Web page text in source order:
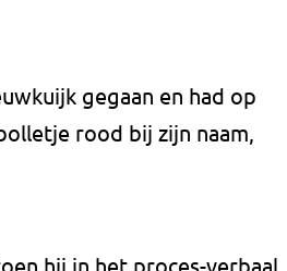
gegaan en had op
rood bij zijn naam,
hij in het proces-verbaal